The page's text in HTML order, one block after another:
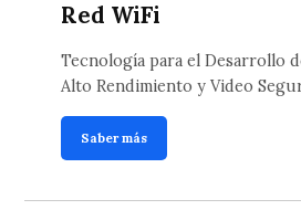
Red WiFi
Tecnología para el Desarrollo
Alto Rendimiento y Video
Saber más